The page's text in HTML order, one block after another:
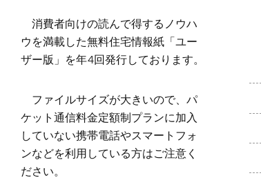
消費者向けの読んで得するノウハ
ウを満載した無料住宅情報紙「ユー
ザー版」を年4回発行しております。
ファイルサイズが大きいので、パ
ケット通信料金定額制プランに加入
していない携帯電話やスマートフォ
ンなどを利用している方はご注意く
ださい。